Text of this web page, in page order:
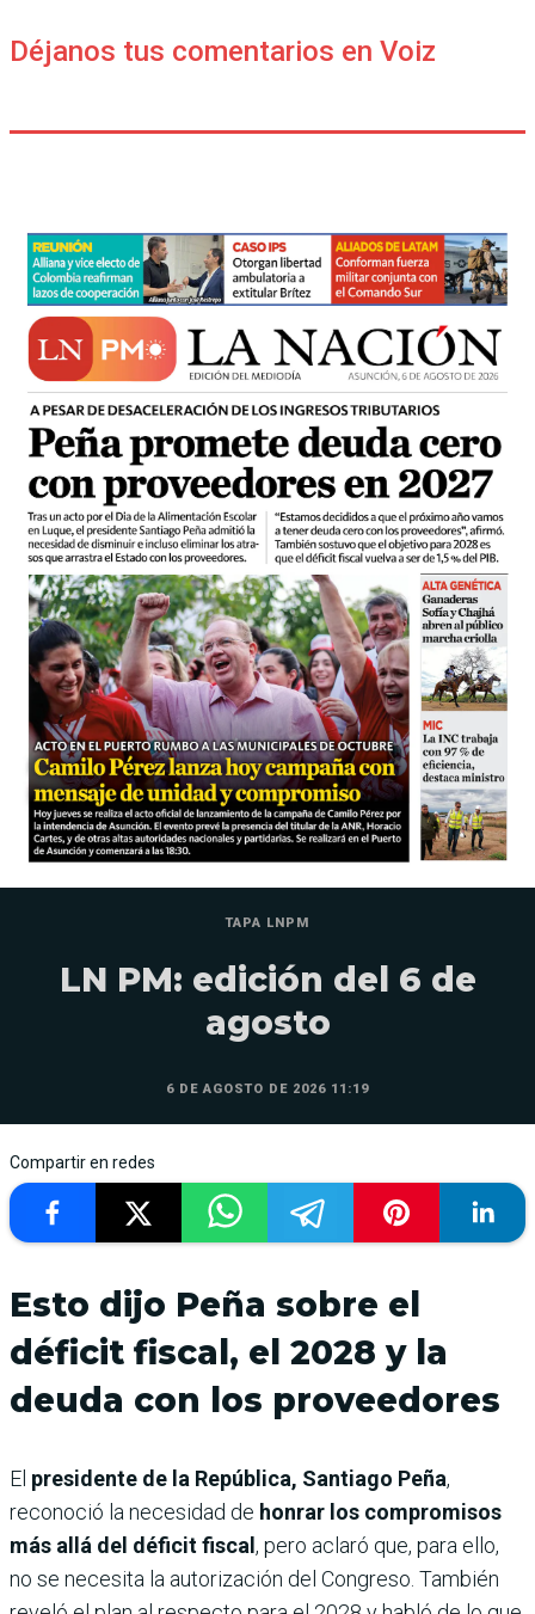
Déjanos tus comentarios en Voiz
TAPA LNPM
LN PM: edición del 6 de
agosto
6 DE AGOSTO DE 2026 11:19
Compartir en redes
Esto dijo Peña sobre el
déficit fiscal, el 2028 y la
deuda con los proveedores
El presidente de la República, Santiago Peña,
reconoció la necesidad de honrar los compromisos
más allá del déficit fiscal , pero aclaró que, para ello,
no se necesita la autorización del Congreso. También